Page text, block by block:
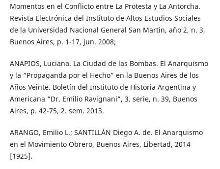
Momentos en el Conflicto entre La Protesta y La Antorcha.
Revista Electrónica del Instituto de Altos Estudios Sociales
de la Universidad Nacional General San Martin, año 2, n. 3,
Buenos Aires, p. 1-17, jun. 2008;
ANAPIOS, Luciana. La Ciudad de las Bombas. El Anarquismo
y la “Propaganda por el Hecho” en la Buenos Aires de los
Años Veinte. Boletín del Instituto de Historia Argentina y
Americana “Dr. Emilio Ravignani”, 3. serie, n. 39, Buenos
Aires, p. 42-75, 2. sem. 2013.
ARANGO, Emilio L.; SANTILLÁN Diego A. de. El Anarquismo
en el Movimiento Obrero, Buenos Aires, Libertad, 2014
[1925].